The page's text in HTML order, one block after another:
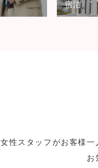
宿泊
女性スタッフがお客様一
お